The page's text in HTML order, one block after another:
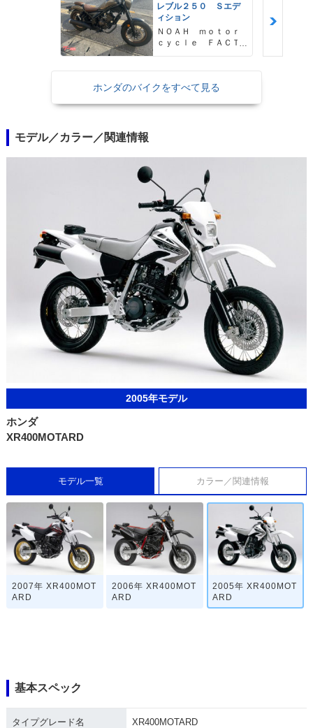
レブル２５０ Ｓエデ
ィション
ＮＯＡＨ ｍｏｔｏｒ
ｃｙｃｌｅ ＦＡＣＴ
ホンダのバイクをすべて見る
モデル／カラー／関連情報
2005年モデル
ホンダ
XR400MOTARD
モデル一覧 カラー／関連情報
2007年 XR400MOT
ARD
2006年 XR400MOT
ARD
2005年 XR400MOT
ARD
基本スペック
タイプグレード名 XR400MOTARD